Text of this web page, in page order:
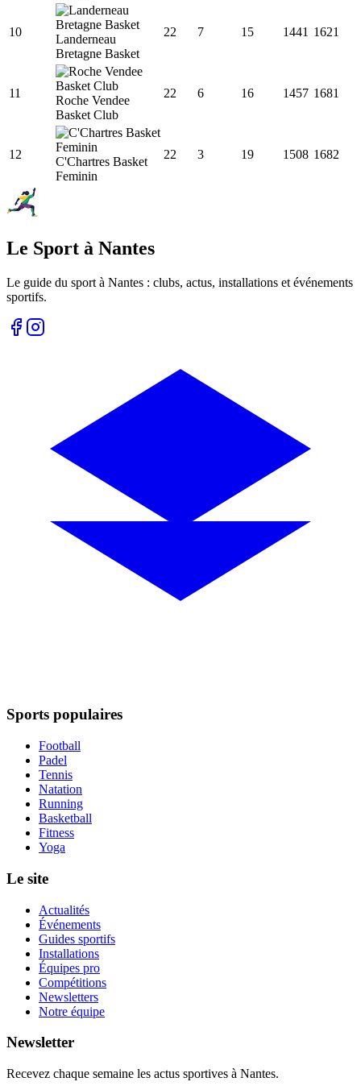
10
Landerneau
Bretagne Basket
22 7 15 1441 1621
11
Roche Vendee
Basket Club
22 6 16 1457 1681
12
C'Chartres Basket
Feminin
22 3 19 1508 1682
Le Sport à Nantes
Le guide du sport à Nantes : clubs, actus, installations et événements
sportifs.
Sports populaires
Football
Padel
Tennis
Natation
Running
Basketball
Fitness
Yoga
Le site
Actualités
Événements
Guides sportifs
Installations
Équipes pro
Compétitions
Newsletters
Notre équipe
Newsletter
Recevez chaque semaine les actus sportives à Nantes.